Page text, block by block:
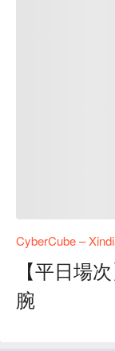
CyberCube –
【平日場
腕